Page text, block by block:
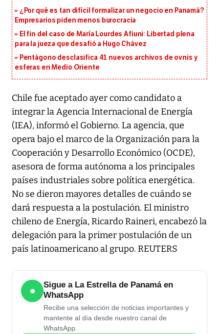
¿Por qué es tan difícil formalizar un negocio en Panamá?
Empresarios piden menos burocracia
El fin del caso de María Lourdes Afiuni: Libertad plena
para la jueza que desafió a Hugo Chávez
Pentágono desclasifica 41 nuevos archivos de ovnis y
esferas en Medio Oriente
Chile fue aceptado ayer como candidato a
integrar la Agencia Internacional de Energía
(IEA), informó el Gobierno. La agencia, que
opera bajo el marco de la Organización para la
Cooperación y Desarrollo Económico (OCDE),
asesora de forma autónoma a los principales
países industriales sobre política energética.
No se dieron mayores detalles de cuándo se
dará respuesta a la postulación. El ministro
chileno de Energía, Ricardo Raineri, encabezó la
delegación para la primer postulación de un
país latinoamericano al grupo. REUTERS
●
Sigue a La Estrella de Panamá en
WhatsApp
Recibe una selección de noticias importantes y
mantente al día desde nuestro canal de
WhatsApp.